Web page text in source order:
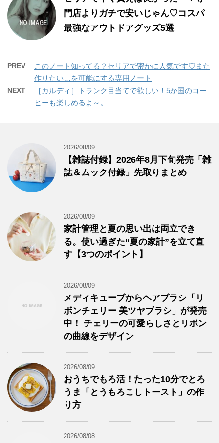
門店よりガチで安いじゃん♡コスパ
最強なアウトドアグッズ5選
PREV
このノート知ってる？セリアで密かに人気です♡また
作りたい…を可能にする専用ノート
NEXT
［カルディ］トランク目当てで欲しい！5か国のコー
ヒーも楽しめるよ～。
2026/08/09
【雑誌付録】2026年8月下旬発売「雑
誌＆ムック付録」先取りまとめ
2026/08/09
家計管理と夏の思い出は両立でき
る。使い過ぎた“夏の家計”を立て直
す【3つのポイント】
2026/08/09
メディキューブからヘアブラシ「リ
ボンチェリー 美ツヤブラシ」が発売
中！ チェリーの可愛らしさとリボン
の曲線をデザイン
2026/08/09
おうちでもろ活！たった10分でとろ
うま「とうもろこしトースト」の作
り方
2026/08/08